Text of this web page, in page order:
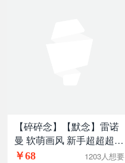
【碎碎念】【默念】雷诺
曼 软萌画风 新手超超超友
好
￥68 1203人想要